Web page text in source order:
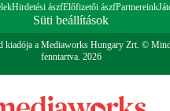
Hirdetési ászfElőfizetői ászfPartnereink
Süti beállítások
kiadója a Mediaworks Hungary Zrt. ©
fenntartva. 2026